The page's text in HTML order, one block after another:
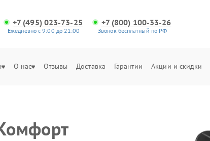
+7 (495) 023-73-25
Ежедневно с 9:00 до 21:00
+7 (800) 100-33-26
Звонок бесплатный по РФ
О нас Отзывы Доставка Гарантии Акции и скидки